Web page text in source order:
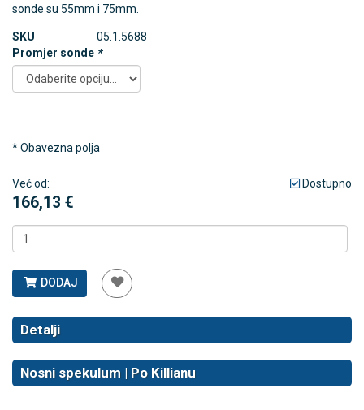
sonde su 55mm i 75mm.
SKU
05.1.5688
Promjer sonde *
* Obavezna polja
Već od:
166,13 €
Dostupno
DODAJ
Detalji
Nosni spekulum | Po Killianu